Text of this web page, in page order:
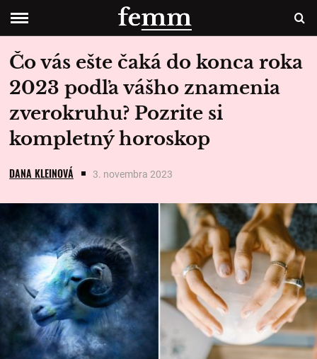
Čo vás ešte čaká do konca roka
2023 podľa vášho znamenia
zverokruhu? Pozrite si
kompletný horoskop
DANA KLEINOVÁ 3. novembra 2023